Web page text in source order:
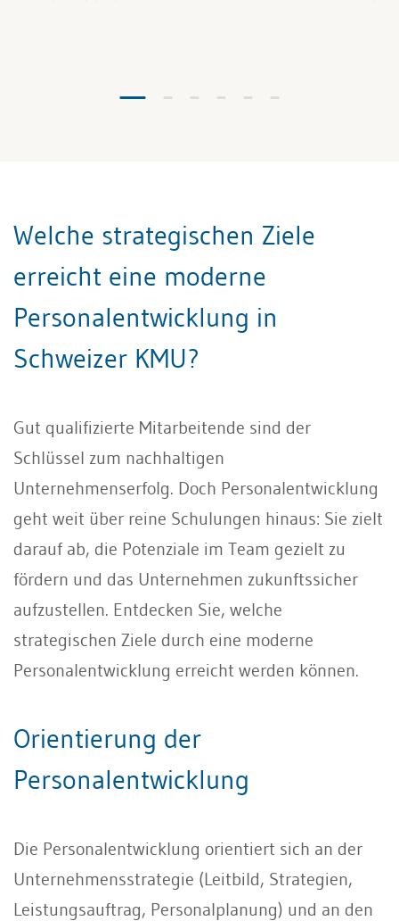
Welche strategischen Ziele
erreicht eine moderne
Personalentwicklung in
Schweizer KMU?
Gut qualifizierte Mitarbeitende sind der
Schlüssel zum nachhaltigen
Unternehmenserfolg. Doch Personalentwicklung
geht weit über reine Schulungen hinaus: Sie zielt
darauf ab, die Potenziale im Team gezielt zu
fördern und das Unternehmen zukunftssicher
aufzustellen. Entdecken Sie, welche
strategischen Ziele durch eine moderne
Personalentwicklung erreicht werden können.
Orientierung der
Personalentwicklung
Die Personalentwicklung orientiert sich an der
Unternehmensstrategie (Leitbild, Strategien,
Leistungsauftrag, Personalplanung) und an den